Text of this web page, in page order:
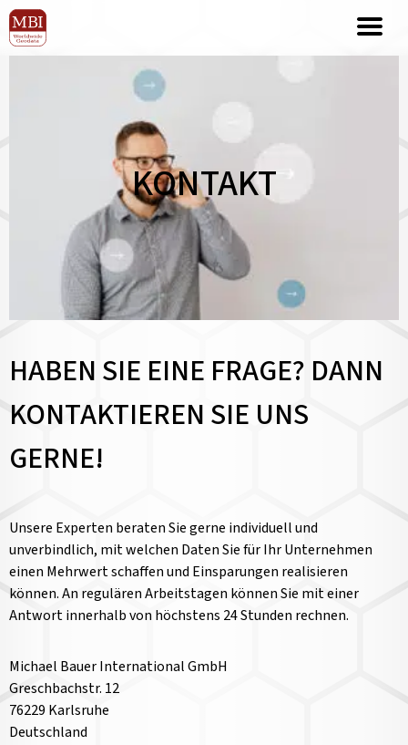
KONTAKT
HABEN SIE EINE FRAGE? DANN
KONTAKTIEREN SIE UNS
GERNE!
Unsere Experten beraten Sie gerne individuell und
unverbindlich, mit welchen Daten Sie für Ihr Unternehmen
einen Mehrwert schaffen und Einsparungen realisieren
können. An regulären Arbeitstagen können Sie mit einer
Antwort innerhalb von höchstens 24 Stunden rechnen.
Michael Bauer International GmbH
Greschbachstr. 12
76229 Karlsruhe
Deutschland